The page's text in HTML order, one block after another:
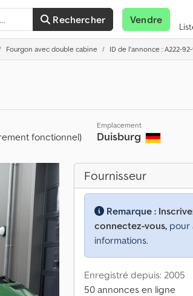
Rechercher Vendre
Fourgon avec double cabine ID de l'annonce : A222-
fonctionnel)
Emplacement
Duisburg
Fournisseur
Remarque :
connectez-vous, pour
informations.
Enregistré depuis: 2005
50 annonces en ligne